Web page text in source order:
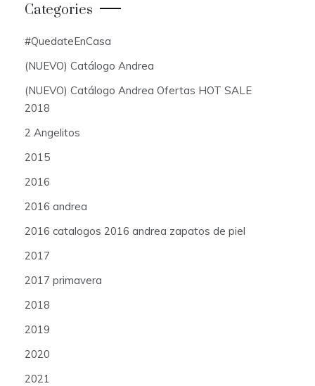
Categories
#QuedateEnCasa
(NUEVO) Catálogo Andrea
(NUEVO) Catálogo Andrea Ofertas HOT SALE
2018
2 Angelitos
2015
2016
2016 andrea
2016 catalogos 2016 andrea zapatos de piel
2017
2017 primavera
2018
2019
2020
2021